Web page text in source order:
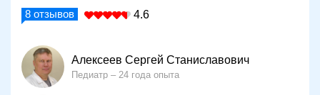
8 отзывов 4.6
Алексеев Сергей Станиславович
Педиатр 24 года опыта